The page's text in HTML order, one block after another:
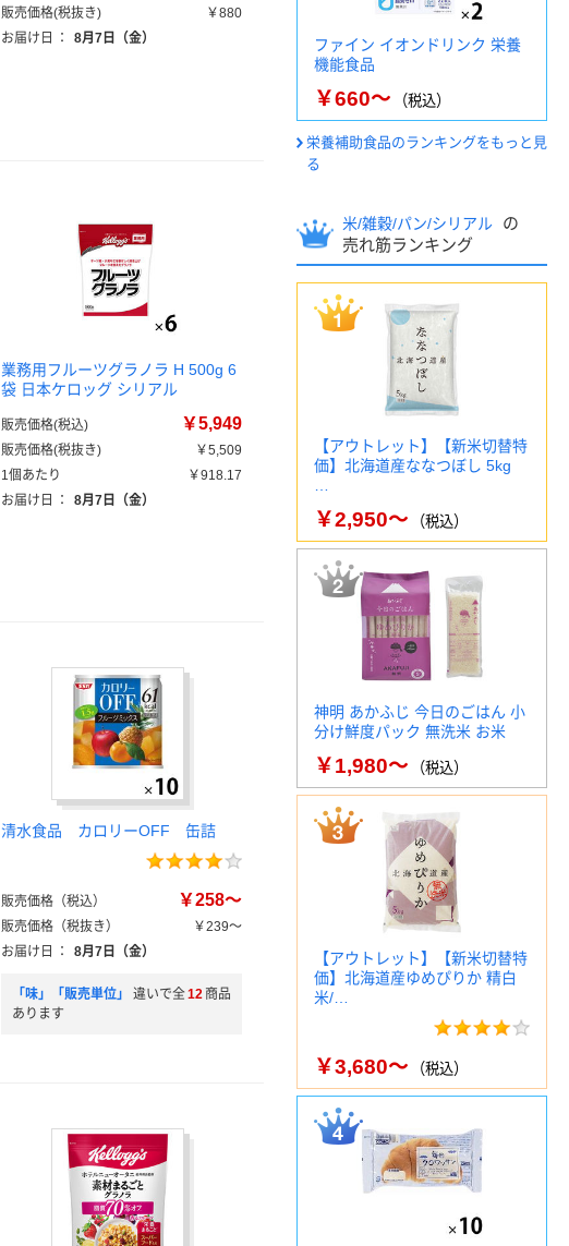
販売価格(税抜き)
￥880
お届け日
： 8月7日（金）
業務用フルーツグラノラ H 500g 6
袋 日本ケロッグ シリアル
販売価格(税込) ￥5,949
販売価格(税抜き)
￥5,509
1個あたり
￥918.17
お届け日
： 8月7日（金）
清水食品 カロリーOFF 缶詰
販売価格（税込） ￥258～
販売価格（税抜き）
￥239～
お届け日
： 8月7日（金）
「味」「販売単位」 違いで全12 商品
あります
ファイン イオンドリンク 栄養
機能食品
￥660～ （税込）
栄養補助食品のランキングをもっと見
る
米/雑穀/パン/シリアル
の
売れ筋ランキング
【アウトレット】【新米切替特
価】北海道産ななつぼし 5kg
￥2,950～ （税込）
神明 あかふじ 今日のごはん 小
分け鮮度パック 無洗米 お米
￥1,980～ （税込）
【アウトレット】【新米切替特
価】北海道産ゆめぴりか 精白
米/…
￥3,680～ （税込）